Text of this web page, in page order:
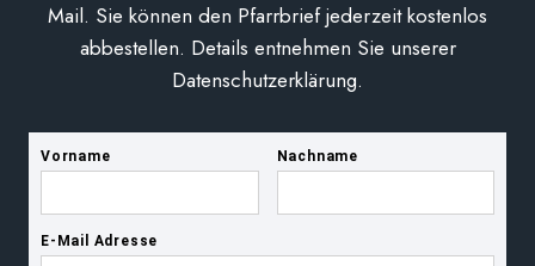
Mail. Sie können den Pfarrbrief jederzeit kostenlos
abbestellen. Details entnehmen Sie unserer
Datenschutzerklärung.